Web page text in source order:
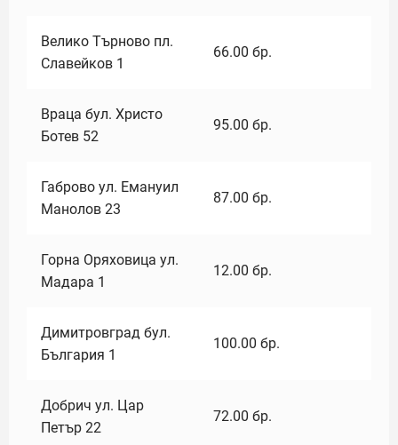
Велико Търново пл.
Славейков 1
66.00 бр.
Враца бул. Христо
Ботев 52
95.00 бр.
Габрово ул. Емануил
Манолов 23
87.00 бр.
Горна Оряховица ул.
Мадара 1
12.00 бр.
Димитровград бул.
България 1
100.00 бр.
Добрич ул. Цар
Петър 22
72.00 бр.